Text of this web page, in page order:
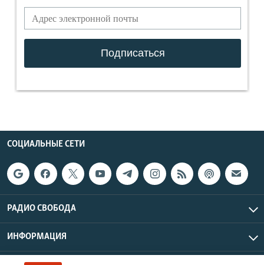
СОЦИАЛЬНЫЕ СЕТИ
РАДИО СВОБОДА
ИНФОРМАЦИЯ